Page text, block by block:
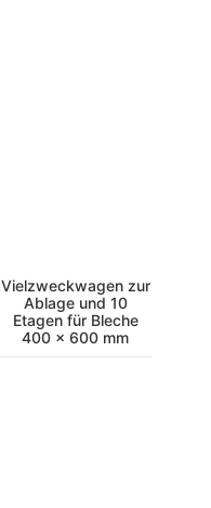
Vielzweckwagen zur
Ablage und 10
Etagen für Bleche
400 x 600 mm